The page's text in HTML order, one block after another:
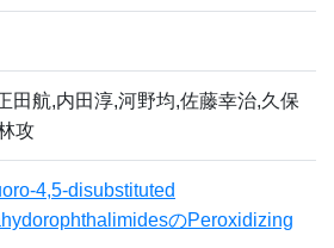
田航,内田淳,河野均,佐藤幸治,久保
攻
4,5-disubstituted
のPeroxidizing